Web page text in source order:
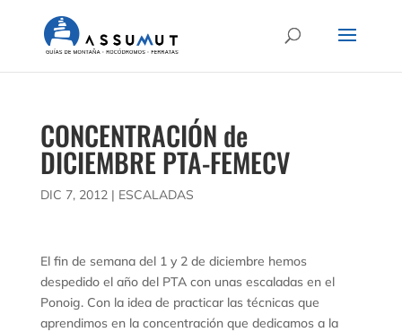
CONCENTRACIÓN de
DICIEMBRE PTA-FEMECV
DIC 7, 2012| ESCALADAS
El fin de semana del 1 y 2 de diciembre hemos
despedido el año del PTA con unas escaladas en el
Ponoig. Con la idea de practicar las técnicas que
aprendimos en la concentración que dedicamos a la